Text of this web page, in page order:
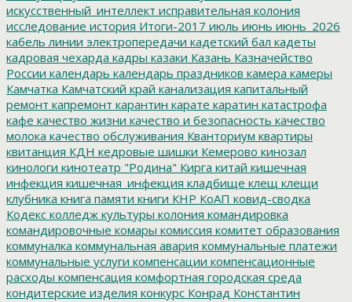
искусственный_интеллект исправительная колония
исследование история Итоги-2017 июль июнь июнь_2026
кабель линии электропередачи кадетский бал кадеты
кадровая чехарда кадры казаки Казань Казначейство
России календарь календарь праздников камера камеры
Камчатка Камчатский край канализация капитальный
ремонт капремонт карантин карате каратин катастрофа
кафе качество жизни качество и безопасность качество
молока качество обслуживания Кванториум квартиры
квитанция КДН кедровые шишки Кемерово кинозал
кинологи кинотеатр "Родина" Кирга китай кишечная
инфекция кишечная_инфекция кладбище клещ клещи
клубника книга памяти книги КНР КоАП ковид-сводка
Кодекс колледж культуры колония командировка
командировочные комары комиссия комитет образования
коммуналка коммунальная авария коммунальные платежи
коммунальные услуги компенсации компенсационные
расходы компенсация комфортная городская среда
кондитерские изделия конкурс Конрад Константин